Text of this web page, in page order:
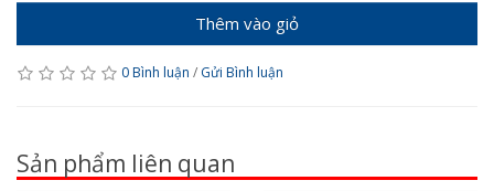
Thêm vào giỏ
0 Bình luận / Gửi Bình luận
Sản phẩm liên quan